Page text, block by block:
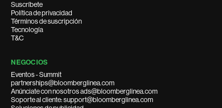
Suscríbete
Política de privacidad
Términos de suscripción
Tecnología
T&C
NEGOCIOS
Eventos - Summit
partnerships@bloomberglinea.com
Anúnciate con nosotros ads@bloomberglinea.com
Soporte al cliente: support@bloomberglinea.com